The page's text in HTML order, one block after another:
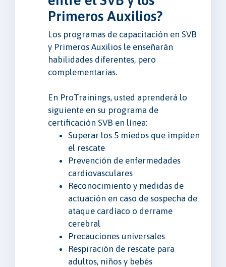
Primeros Auxilios?
Los programas de capacitación en SVB
y Primeros Auxilios le enseñarán
habilidades diferentes, pero
complementarias.
En ProTrainings, usted aprenderá lo
siguiente en su programa de
certificación SVB en línea:
Superar los 5 miedos que impiden
el rescate
Prevención de enfermedades
cardiovasculares
Reconocimiento y medidas de
actuación en caso de sospecha de
ataque cardíaco o derrame
cerebral
Precauciones universales
Respiración de rescate para
adultos, niños y bebés